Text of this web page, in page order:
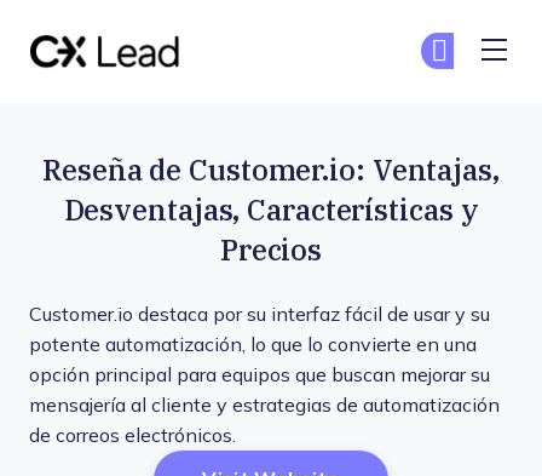
Reseña de Customer.io: Ventajas,
Desventajas, Características y
Precios
Customer.io destaca por su interfaz fácil de usar y su
potente automatización, lo que lo convierte en una
opción principal para equipos que buscan mejorar su
mensajería al cliente y estrategias de automatización
de correos electrónicos.